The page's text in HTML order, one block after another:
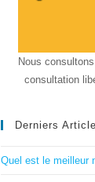
Nous
consultation
Derniers
Quel est le meilleur